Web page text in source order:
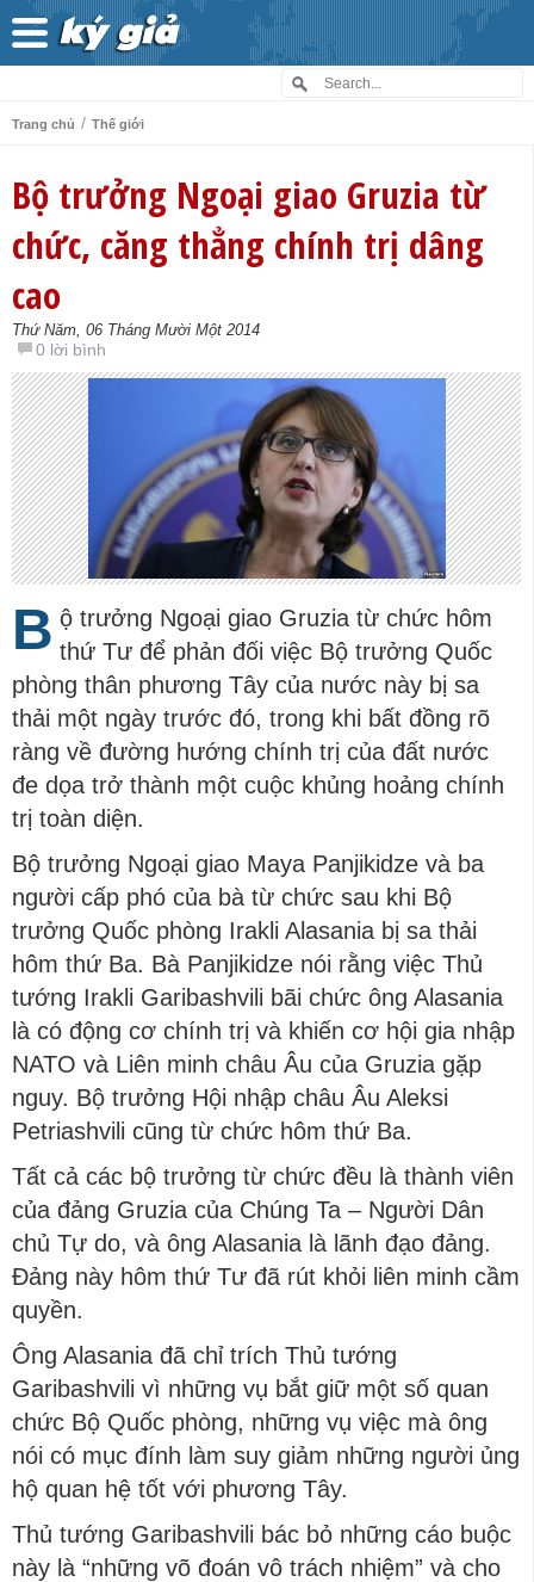
Trang chủ / Thế giới
Bộ trưởng Ngoại giao Gruzia từ
chức, căng thẳng chính trị dâng
cao
Thứ Năm, 06 Tháng Mười Một 2014
0 lời bình
B ộ trưởng Ngoại giao Gruzia từ chức hôm
thứ Tư để phản đối việc Bộ trưởng Quốc
phòng thân phương Tây của nước này bị sa
thải một ngày trước đó, trong khi bất đồng rõ
ràng về đường hướng chính trị của đất nước
đe dọa trở thành một cuộc khủng hoảng chính
trị toàn diện.
Bộ trưởng Ngoại giao Maya Panjikidze và ba
người cấp phó của bà từ chức sau khi Bộ
trưởng Quốc phòng Irakli Alasania bị sa thải
hôm thứ Ba. Bà Panjikidze nói rằng việc Thủ
tướng Irakli Garibashvili bãi chức ông Alasania
là có động cơ chính trị và khiến cơ hội gia nhập
NATO và Liên minh châu Âu của Gruzia gặp
nguy. Bộ trưởng Hội nhập châu Âu Aleksi
Petriashvili cũng từ chức hôm thứ Ba.
Tất cả các bộ trưởng từ chức đều là thành viên
của đảng Gruzia của Chúng Ta – Người Dân
chủ Tự do, và ông Alasania là lãnh đạo đảng.
Đảng này hôm thứ Tư đã rút khỏi liên minh cầm
quyền.
Ông Alasania đã chỉ trích Thủ tướng
Garibashvili vì những vụ bắt giữ một số quan
chức Bộ Quốc phòng, những vụ việc mà ông
nói có mục đính làm suy giảm những người ủng
hộ quan hệ tốt với phương Tây.
Thủ tướng Garibashvili bác bỏ những cáo buộc
này là “những võ đoán vô trách nhiệm” và cho